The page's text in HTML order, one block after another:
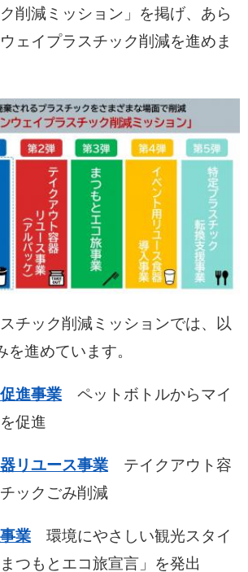
削減ミッション」を掲げ、あら
ェイプラスチック削減を進めま
チック削減ミッションでは、以
進めています。
進事業
ペットボトルからマイ
促進
リユース事業
テイクアウト容
ックごみ削減
業
環境にやさしい観光スタイ
つもとエコ旅宣言」を発出